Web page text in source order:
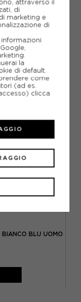
BLU UOMO
attraverso il
di
marketing e
di
la
di default.
come
(ad es.
clicca